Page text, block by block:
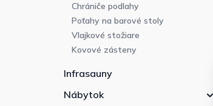
Chrániče podlahy
Poťahy na barové stoly
Vlajkové stožiare
Kovové zásteny
Infrasauny
Nábytok